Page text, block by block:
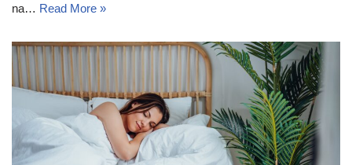
na… Read More »